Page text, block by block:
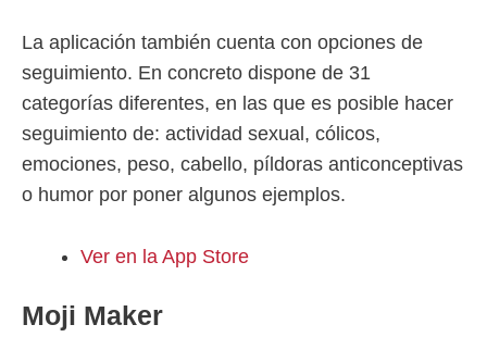
La aplicación también cuenta con opciones de
seguimiento. En concreto dispone de 31
categorías diferentes, en las que es posible hacer
seguimiento de: actividad sexual, cólicos,
emociones, peso, cabello, píldoras anticonceptivas
o humor por poner algunos ejemplos.
Ver en la App Store
Moji Maker